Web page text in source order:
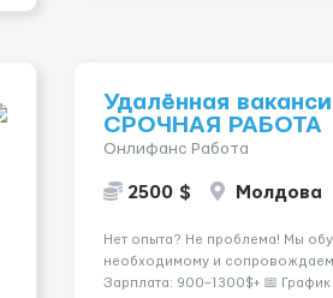
Удалённая
СРОЧНАЯ РАБОТА
Онлифанс Работа
2500 $ Молдова
Нет опыта? Не проблема! Мы
необходимому и сопровождаем
Зарплата: 900–1300$+ 📅